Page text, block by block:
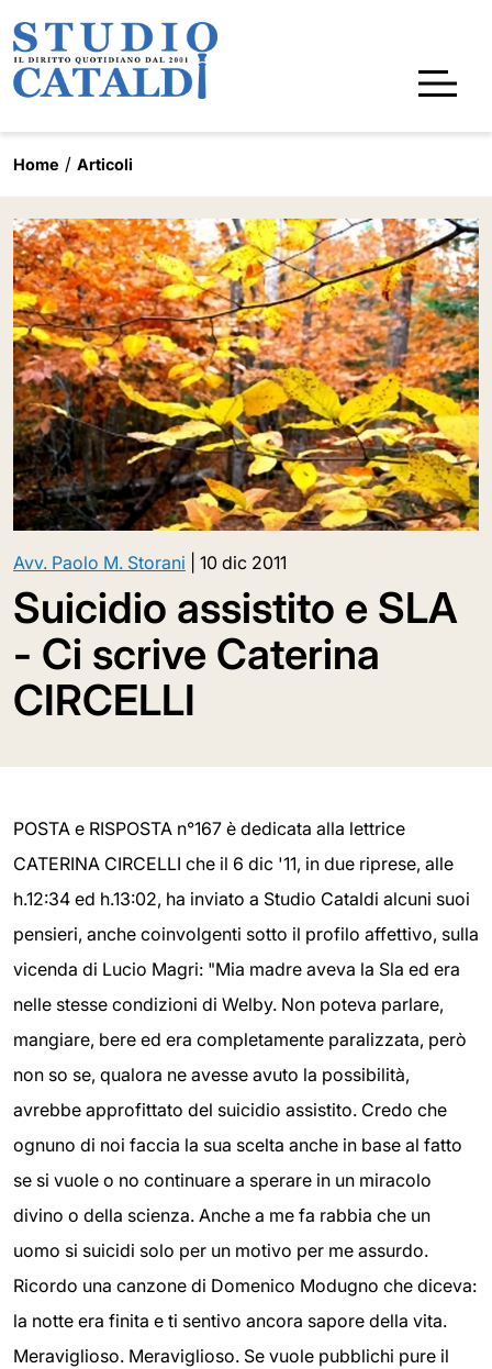
Home Articoli
Avv. Paolo M. Storani 10 dic 2011
Suicidio assistito e SLA
- Ci scrive Caterina
CIRCELLI
POSTA e RISPOSTA n°167 è dedicata alla lettrice
CATERINA CIRCELLI che il 6 dic '11, in due riprese, alle
h.12:34 ed h.13:02, ha inviato a Studio Cataldi alcuni suoi
pensieri, anche coinvolgenti sotto il profilo affettivo, sulla
vicenda di Lucio Magri: "Mia madre aveva la Sla ed era
nelle stesse condizioni di Welby. Non poteva parlare,
mangiare, bere ed era completamente paralizzata, però
non so se, qualora ne avesse avuto la possibilità,
avrebbe approfittato del suicidio assistito. Credo che
ognuno di noi faccia la sua scelta anche in base al fatto
se si vuole o no continuare a sperare in un miracolo
divino o della scienza. Anche a me fa rabbia che un
uomo si suicidi solo per un motivo per me assurdo.
Ricordo una canzone di Domenico Modugno che diceva:
la notte era finita e ti sentivo ancora sapore della vita.
Meraviglioso. Meraviglioso. Se vuole pubblichi pure il